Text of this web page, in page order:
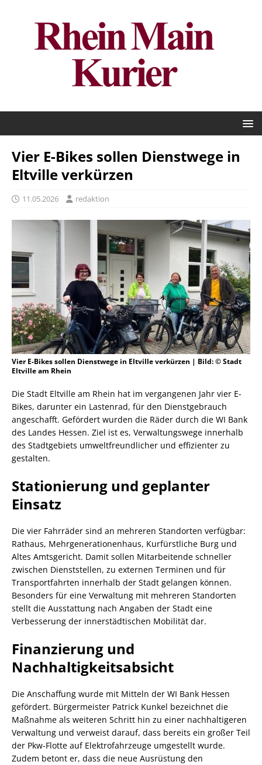
Vier E-Bikes sollen Dienstwege in
Eltville verkürzen
11.05.2026 redaktion
Vier E-Bikes sollen Dienstwege in Eltville verkürzen | Bild: © Stadt
Eltville am Rhein
Die Stadt Eltville am Rhein hat im vergangenen Jahr vier E-
Bikes, darunter ein Lastenrad, für den Dienstgebrauch
angeschafft. Gefördert wurden die Räder durch die WI Bank
des Landes Hessen. Ziel ist es, Verwaltungswege innerhalb
des Stadtgebiets umweltfreundlicher und effizienter zu
gestalten.
Stationierung und geplanter
Einsatz
Die vier Fahrräder sind an mehreren Standorten verfügbar:
Rathaus, Mehrgenerationenhaus, Kurfürstliche Burg und
Altes Amtsgericht. Damit sollen Mitarbeitende schneller
zwischen Dienststellen, zu externen Terminen und für
Transportfahrten innerhalb der Stadt gelangen können.
Besonders für eine Verwaltung mit mehreren Standorten
stellt die Ausstattung nach Angaben der Stadt eine
Verbesserung der innerstädtischen Mobilität dar.
Finanzierung und
Nachhaltigkeitsabsicht
Die Anschaffung wurde mit Mitteln der WI Bank Hessen
gefördert. Bürgermeister Patrick Kunkel bezeichnet die
Maßnahme als weiteren Schritt hin zu einer nachhaltigeren
Verwaltung und verweist darauf, dass bereits ein großer Teil
der Pkw-Flotte auf Elektrofahrzeuge umgestellt wurde.
Zudem betont er, dass die neue Ausrüstung den